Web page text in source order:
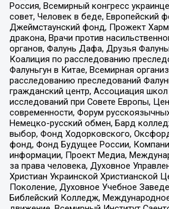
Россия, Всемирный конгресс
совет, Человек в беде, Европейский
Джеймстаунский фонд, Прожект
дракона, Врачи против
органов, Фалунь Дафа, Друзья
Коалиция по расследованию
Фалуньгун в Китае, Всемирная
расследованию преследований
гражданский центр, Ассоциация школ
исследований при Совете Европы,
современности, Форум
Немецко-русский обмен, Бард
выбор, Фонд Ходорковского,
фонд, Фонд Будущее России,
информации, Проект Медиа,
за права человека, Духовное
Христиан Украинской Христианской
Поколение, Духовное Учебное
Библейский Колледж,